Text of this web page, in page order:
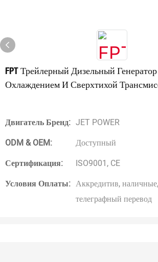
FPT Трейлерный Дизельный
Охлаждением И Сверхтихой
Двигатель Бренд: JET POWER
ODM & OEM:
Доступный
Сертификация:
ISO9001, CE
Условия Оплаты: Аккредитив,
телеграфный перевод